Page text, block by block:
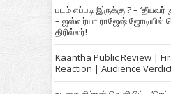
படம் எப்படி இருக்கு ? –
– ஐஸ்வர்யா ராஜேஷ்
திரில்லர்!
Kaantha Public Review |
Reaction | Audience